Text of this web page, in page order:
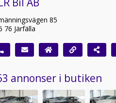
85
76 Järfälla
annonser i butiken